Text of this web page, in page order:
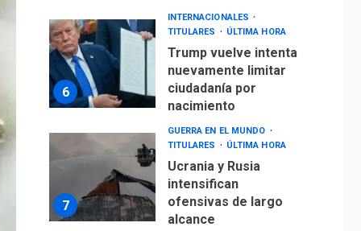
7
Ucrania y Rusia
intensifican
ofensivas de largo
alcance
NACIONALES
TITULARES
ÚLTIMA HORA
Instalan carpas
metálicas como
terminales
temporales en
Aeropuerto de
Maiquetía